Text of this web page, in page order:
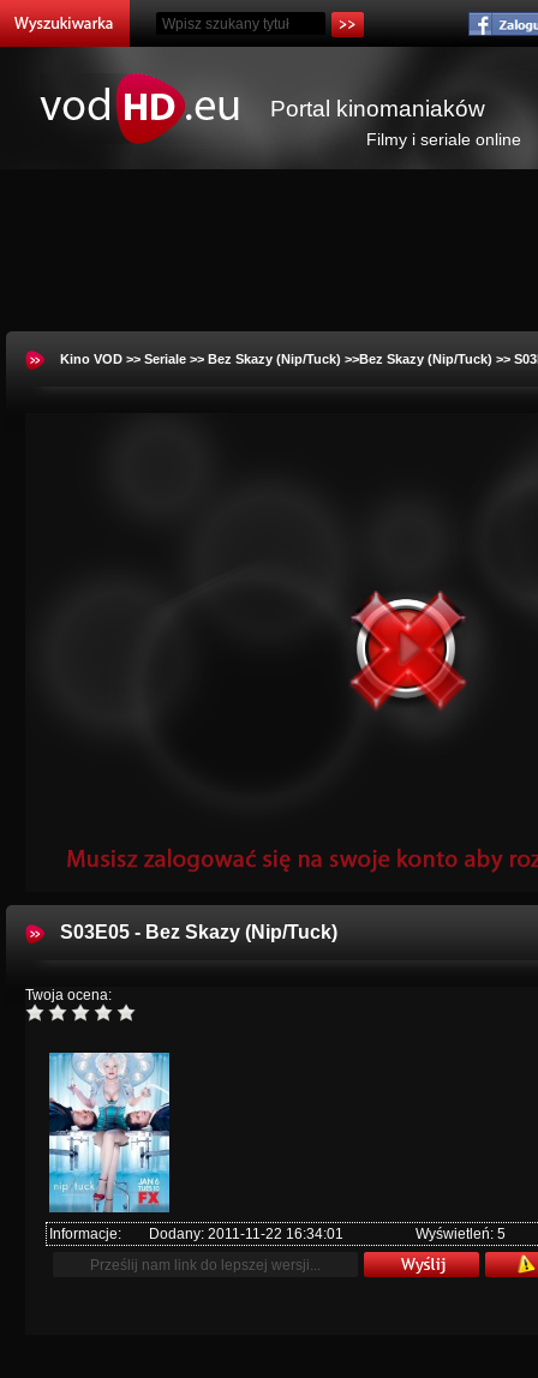
Portal kinomaniaków
Filmy i seriale online
Kino VOD >> Seriale >> Bez Skazy (Nip/Tuck) >>Bez Skazy (Nip/Tuck) >>
S03E05 - Bez Skazy (Nip/Tuck)
Twoja ocena:
Informacje: Dodany: 2011-11-22 16:34:01 Wyświetleń: 5